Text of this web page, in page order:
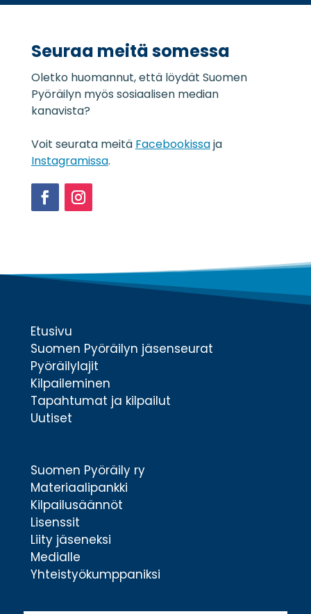
*
o
s
l
o
s
*
Seuraa meitä somessa
Oletko huomannut, että löydät Suomen
Pyöräilyn myös sosiaalisen median
kanavista?
Voit seurata meitä Facebookissaja
Instagramissa.
Etusivu
Suomen Pyöräilyn jäsenseurat
Pyöräilylajit
Kilpaileminen
Tapahtumat ja kilpailut
Uutiset
Suomen Pyöräily ry
Materiaalipankki
Kilpailusäännöt
Lisenssit
Liity jäseneksi
Medialle
Yhteistyökumppaniksi